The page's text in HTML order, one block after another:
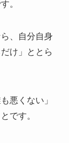
。
、自分自身
け」ととら
悪くない」
です。